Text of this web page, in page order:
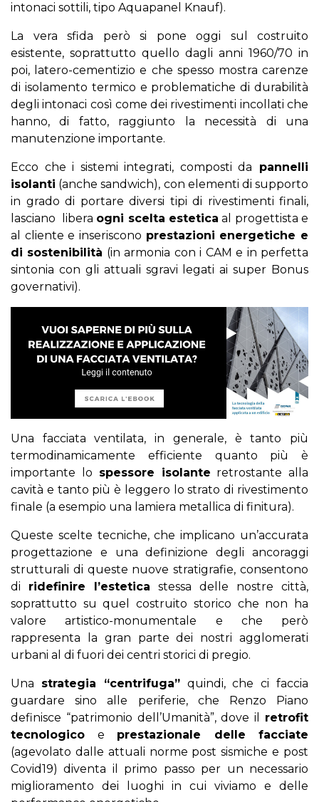
intonaci sottili, tipo Aquapanel Knauf).
La vera sfida però si pone oggi sul costruito
esistente, soprattutto quello dagli anni 1960/70 in
poi, latero-cementizio e che spesso mostra carenze
di isolamento termico e problematiche di durabilità
degli intonaci così come dei rivestimenti incollati che
hanno, di fatto, raggiunto la necessità di una
manutenzione importante.
Ecco che i sistemi integrati, composti da pannelli
isolanti (anche sandwich), con elementi di supporto
in grado di portare diversi tipi di rivestimenti finali,
lasciano libera ogni scelta estetica al progettista e
al cliente e inseriscono prestazioni energetiche e
di sostenibilità (in armonia con i CAM e in perfetta
sintonia con gli attuali sgravi legati ai super Bonus
governativi).
Una facciata ventilata, in generale, è tanto più
termodinamicamente efficiente quanto più è
importante lo spessore isolante retrostante alla
cavità e tanto più è leggero lo strato di rivestimento
finale (a esempio una lamiera metallica di finitura).
Queste scelte tecniche, che implicano un’accurata
progettazione e una definizione degli ancoraggi
strutturali di queste nuove stratigrafie, consentono
di ridefinire l’estetica stessa delle nostre città,
soprattutto su quel costruito storico che non ha
valore artistico-monumentale e che però
rappresenta la gran parte dei nostri agglomerati
urbani al di fuori dei centri storici di pregio.
Una strategia “centrifuga”quindi, che ci faccia
guardare sino alle periferie, che Renzo Piano
definisce “patrimonio dell’Umanità”, dove il retrofit
tecnologico e prestazionale delle facciate
(agevolato dalle attuali norme post sismiche e post
Covid19) diventa il primo passo per un necessario
miglioramento dei luoghi in cui viviamo e delle